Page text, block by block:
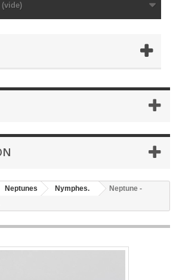
(vide)
Neptunes Nymphes.
Neptune -